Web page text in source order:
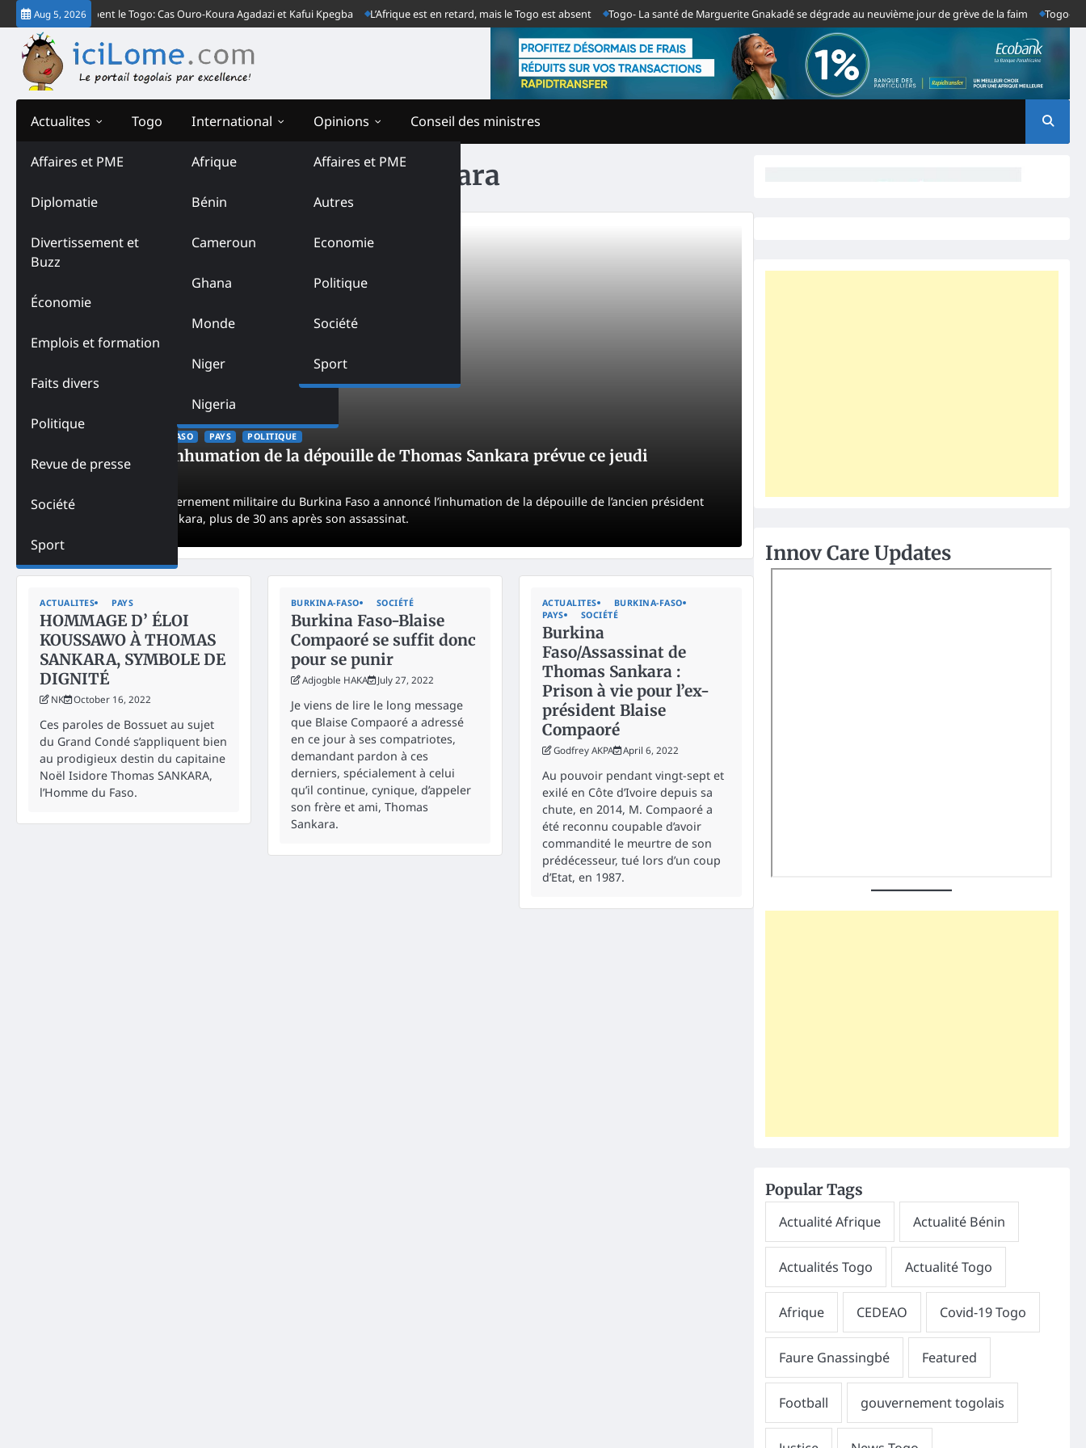
Skip
to
content
Aug 5, 2026
» Plombent le Togo: Cas Ouro-Koura Agadazi et Kafui Kpegba L’Afrique est en retard, mais le Togo est absent Togo- La santé de Marguerite Gnakadé se dégrade au neuvième jour de grève de la faim Togo- Les
Actualites
Affaires et PME
Diplomatie
Divertissement et
Buzz
Économie
Emplois et formation
Faits divers
Politique
Revue de presse
Société
Sport
Togo International
Afrique
Bénin
Cameroun
Ghana
Monde
Niger
Nigeria
Opinions
Affaires et PME
Autres
Economie
Politique
Société
Sport
Conseil des ministres
Tag:Assassinat de Thomas Sankara
BURKINA-FASO PAYS POLITIQUE
Burkina Faso-L’inhumation de la dépouille de Thomas Sankara prévue ce jeudi
Depuis samedi, le gouvernement militaire du Burkina Faso a annoncé l’inhumation de la dépouille de l’ancien président
Burkinabè, Thomas Sankara, plus de 30 ans après son assassinat.
ACTUALITES PAYS
HOMMAGE D’ ÉLOI
KOUSSAWO À THOMAS
SANKARA, SYMBOLE DE
DIGNITÉ
NK October 16, 2022
Ces paroles de Bossuet au sujet
du Grand Condé s’appliquent bien
au prodigieux destin du capitaine
Noël Isidore Thomas SANKARA,
l’Homme du Faso.
BURKINA-FASO SOCIÉTÉ
Burkina Faso-Blaise
Compaoré se suffit donc
pour se punir
Adjogble HAKA July 27, 2022
Je viens de lire le long message
que Blaise Compaoré a adressé
en ce jour à ses compatriotes,
demandant pardon à ces
derniers, spécialement à celui
qu’il continue, cynique, d’appeler
son frère et ami, Thomas
Sankara.
ACTUALITES
BURKINA-FASO
PAYS
SOCIÉTÉ
Burkina
Faso/Assassinat de
Thomas Sankara :
Prison à vie pour l’ex-
président Blaise
Compaoré
Godfrey AKPA April 6, 2022
Au pouvoir pendant vingt-sept et
exilé en Côte d’Ivoire depuis sa
chute, en 2014, M. Compaoré a
été reconnu coupable d’avoir
commandité le meurtre de son
prédécesseur, tué lors d’un coup
d’Etat, en 1987.
Innov Care Updates
Popular Tags